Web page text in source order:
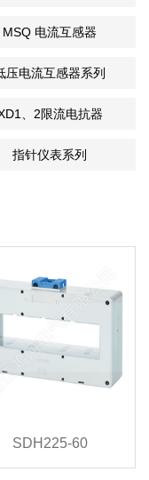
MSQ 电流互感器
压电流互感器系列
、2限流电抗器
指针仪表系列
SDH225-60